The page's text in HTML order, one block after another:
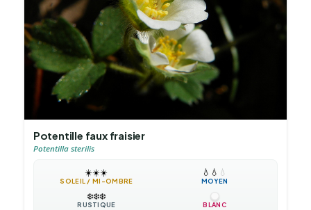
Potentille faux fraisier
Potentilla sterilis
☀️☀️☀️
SOLEIL / MI-OMBRE
💧 💧 💧
MOYEN
❄️❄️❄️
RUSTIQUE BLANC